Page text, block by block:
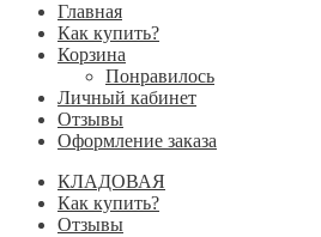
Главная
Как купить?
Корзина
Понравилось
Личный кабинет
Отзывы
Оформление заказа
КЛАДОВАЯ
Как купить?
Отзывы